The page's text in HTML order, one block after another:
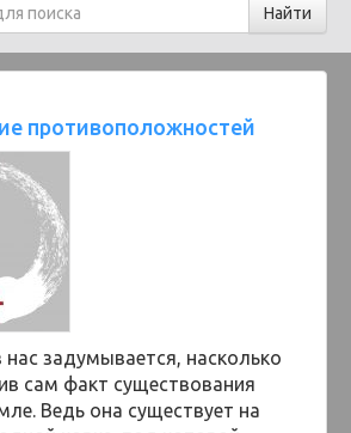
противоположностей
задумывается, насколько
сам факт существования
Ведь она существует на